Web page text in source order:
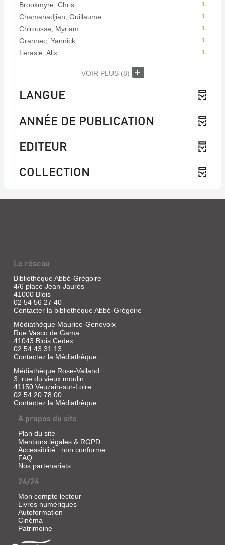
1
Brookmyre, Chris
1
Chamanadjian, Guillaume
1
Chirousse, Myriam
1
Grannec, Yannick
1
Lerasle, Alix
VOIR PLUS (8)
LANGUE
ANNÉE DE PUBLICATION
EDITEUR
COLLECTION
Le réseau
Bibliothèque Abbé-Grégoire
4/6 place Jean-Jaurès
41000 Blois
02 54 56 27 40
Contacter la bibliothèque Abbé-Grégoire
Médiathèque Maurice-Genevoix
Rue Vasco de Gama
41043 Blois Cedex
02 54 43 31 13
Contactez la Médiathèque
Médiathèque Rose-Valland
3, rue du vieux moulin
41150 Veuzain-sur-Loire
02 54 20 78 00
Contactez la Médiathèque
A propos du site
Plan du site
Mentions légales & RGPD
Accessiblité : non conforme
FAQ
Nos partenariats
24/24
Mon compte lecteur
Livres numériques
Autoformation
Cinéma
Patrimoine